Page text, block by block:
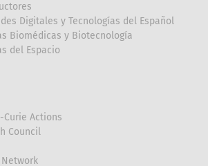
Digitales y Tecnologías del Español
Biomédicas y Biotecnología
del Espacio
Curie Actions
Council